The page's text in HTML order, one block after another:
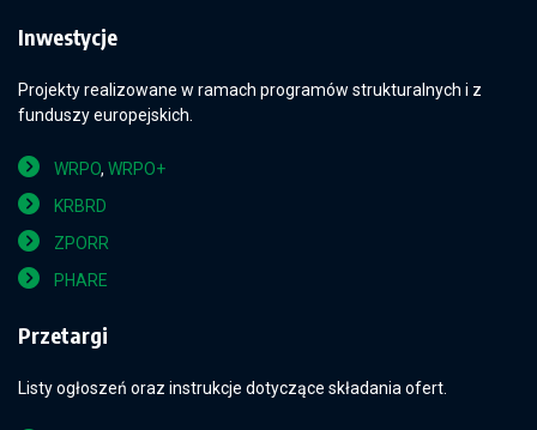
Inwestycje
Projekty realizowane w ramach programów strukturalnych i z
funduszy europejskich.
WRPO, WRPO+
KRBRD
ZPORR
PHARE
Przetargi
Listy ogłoszeń oraz instrukcje dotyczące składania ofert.